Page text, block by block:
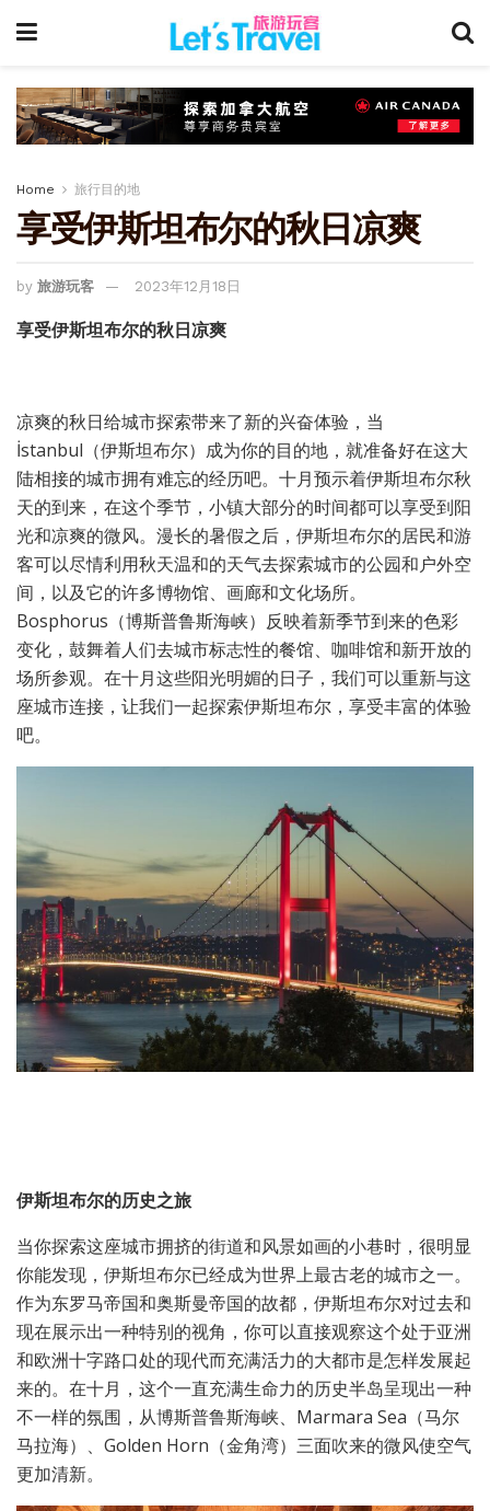
Home 旅行目的地
享受伊斯坦布尔的秋日凉爽
by 旅游玩客 2023年12月18日
享受伊斯坦布尔的秋日凉爽
凉爽的秋日给城市探索带来了新的兴奋体验，当
İstanbul（伊斯坦布尔）成为你的目的地，就准备好在这大
陆相接的城市拥有难忘的经历吧。十月预示着伊斯坦布尔秋
天的到来，在这个季节，小镇大部分的时间都可以享受到阳
光和凉爽的微风。漫长的暑假之后，伊斯坦布尔的居民和游
客可以尽情利用秋天温和的天气去探索城市的公园和户外空
间，以及它的许多博物馆、画廊和文化场所。
Bosphorus（博斯普鲁斯海峡）反映着新季节到来的色彩
变化，鼓舞着人们去城市标志性的餐馆、咖啡馆和新开放的
场所参观。在十月这些阳光明媚的日子，我们可以重新与这
座城市连接，让我们一起探索伊斯坦布尔，享受丰富的体验
吧。
伊斯坦布尔的历史之旅
当你探索这座城市拥挤的街道和风景如画的小巷时，很明显
你能发现，伊斯坦布尔已经成为世界上最古老的城市之一。
作为东罗马帝国和奥斯曼帝国的故都，伊斯坦布尔对过去和
现在展示出一种特别的视角，你可以直接观察这个处于亚洲
和欧洲十字路口处的现代而充满活力的大都市是怎样发展起
来的。在十月，这个一直充满生命力的历史半岛呈现出一种
不一样的氛围，从博斯普鲁斯海峡、Marmara Sea（马尔
马拉海）、Golden Horn（金角湾）三面吹来的微风使空气
更加清新。